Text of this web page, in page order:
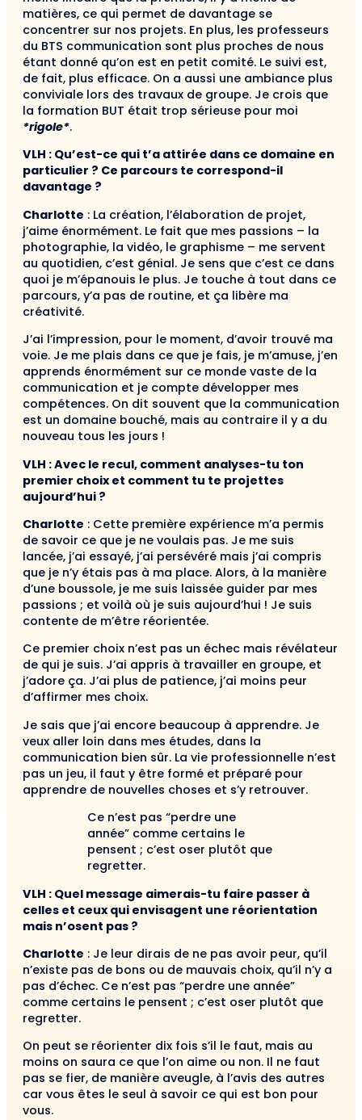
matières, ce qui permet de davantage se
concentrer sur nos projets. En plus, les professeurs
du BTS communication sont plus proches de nous
étant donné qu’on est en petit comité. Le suivi est,
de fait, plus efficace. On a aussi une ambiance plus
conviviale lors des travaux de groupe. Je crois que
la formation BUT était trop sérieuse pour moi
*rigole*.
VLH : Qu’est-ce qui t’a attirée dans ce domaine en
particulier ? Ce parcours te correspond-il
davantage ?
Charlotte : La création, l’élaboration de projet,
j’aime énormément. Le fait que mes passions – la
photographie, la vidéo, le graphisme – me servent
au quotidien, c’est génial. Je sens que c’est ce dans
quoi je m’épanouis le plus. Je touche à tout dans ce
parcours, y’a pas de routine, et ça libère ma
créativité.
J’ai l’impression, pour le moment, d’avoir trouvé ma
voie. Je me plais dans ce que je fais, je m’amuse, j’en
apprends énormément sur ce monde vaste de la
communication et je compte développer mes
compétences. On dit souvent que la communication
est un domaine bouché, mais au contraire il y a du
nouveau tous les jours !
VLH : Avec le recul, comment analyses-tu ton
premier choix et comment tu te projettes
aujourd’hui ?
Charlotte : Cette première expérience m’a permis
de savoir ce que je ne voulais pas. Je me suis
lancée, j’ai essayé, j’ai persévéré mais j’ai compris
que je n’y étais pas à ma place. Alors, à la manière
d’une boussole, je me suis laissée guider par mes
passions ; et voilà où je suis aujourd’hui ! Je suis
contente de m’être réorientée.
Ce premier choix n’est pas un échec mais révélateur
de qui je suis. J’ai appris à travailler en groupe, et
j’adore ça. J’ai plus de patience, j’ai moins peur
d’affirmer mes choix.
Je sais que j’ai encore beaucoup à apprendre. Je
veux aller loin dans mes études, dans la
communication bien sûr. La vie professionnelle n’est
pas un jeu, il faut y être formé et préparé pour
apprendre de nouvelles choses et s’y retrouver.
Ce n’est pas “perdre une
année” comme certains le
pensent ; c’est oser plutôt que
regretter.
VLH : Quel message aimerais-tu faire passer à
celles et ceux qui envisagent une réorientation
mais n’osent pas ?
Charlotte : Je leur dirais de ne pas avoir peur, qu’il
n’existe pas de bons ou de mauvais choix, qu’il n’y a
pas d’échec. Ce n’est pas “perdre une année”
comme certains le pensent ; c’est oser plutôt que
regretter.
On peut se réorienter dix fois s’il le faut, mais au
moins on saura ce que l’on aime ou non. Il ne faut
pas se fier, de manière aveugle, à l’avis des autres
car vous êtes le seul à savoir ce qui est bon pour
vous.